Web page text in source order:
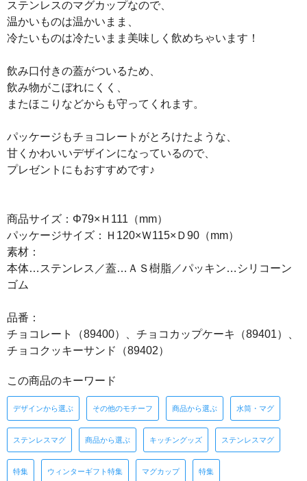
ステンレスのマグカップなので、
温かいものは温かいまま、
冷たいものは冷たいまま美味しく飲めちゃいます！
飲み口付きの蓋がついるため、
飲み物がこぼれにくく、
またほこりなどからも守ってくれます。
パッケージもチョコレートがとろけたような、
甘くかわいいデザインになっているので、
プレゼントにもおすすめです♪
商品サイズ：Φ79×Ｈ111（mm）
パッケージサイズ：Ｈ120×Ｗ115×Ｄ90（mm）
素材：
本体…ステンレス／蓋…ＡＳ樹脂／パッキン…シリコーン
ゴム
品番：
チョコレート（89400）、チョコカップケーキ（89401）、
チョコクッキーサンド（89402）
この商品のキーワード
デザインから選ぶ その他のモチーフ 商品から選ぶ 水筒・マグ
ステンレスマグ 商品から選ぶ キッチングッズ ステンレスマグ
特集 ウィンターギフト特集 マグカップ 特集